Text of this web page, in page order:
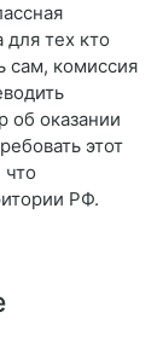
для тех кто
сам, комиссия
об оказании
этот
РФ.